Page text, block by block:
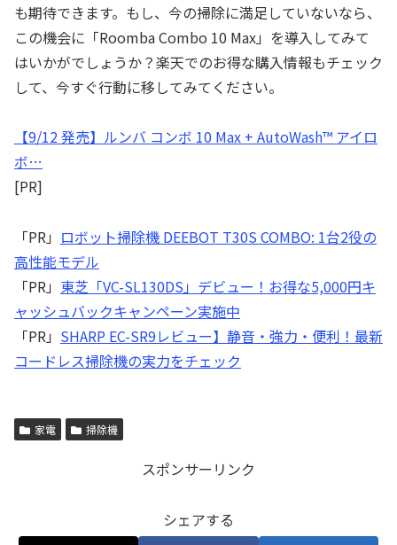
も期待できます。もし、今の掃除に満足していないなら、
この機会に「Roomba Combo 10 Max」を導入してみて
はいかがでしょうか？楽天でのお得な購入情報もチェック
して、今すぐ行動に移してみてください。
【9/12 発売】ルンバ コンボ 10 Max + AutoWash™ アイロ
ボ…
[PR]
「PR」 ロボット掃除機 DEEBOT T30S COMBO: 1台2役の
高性能モデル
「PR」 東芝「VC-SL130DS」デビュー！お得な5,000円キ
ャッシュバックキャンペーン実施中
「PR」 SHARP EC-SR9レビュー】静音・強力・便利！最新
コードレス掃除機の実力をチェック
家電 掃除機
スポンサーリンク
シェアする